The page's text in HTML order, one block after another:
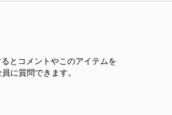
とコメントやこのアイテムを
に質問できます。